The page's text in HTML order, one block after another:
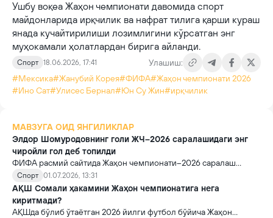
Ушбу воқеа Жаҳон чемпионати давомида спорт
майдонларида ирқчилик ва нафрат тилига қарши кураш
янада кучайтирилиши лозимлигини кўрсатган энг
муҳокамали ҳолатлардан бирига айланди.
Спорт 18.06.2026, 17:41
Улашиш:
#Мексика#Жанубий Корея#ФИФА#Жаҳон чемпионати 2026
#Ино Cат#Улисес Бернал#Юн Су Жин#ирқчилик
МАВЗУГА ОИД ЯНГИЛИКЛАР
Элдор Шомуродовнинг голи ЖЧ–2026 саралашидаги энг
чиройли гол деб топилди
ФИФА расмий сайтида Жаҳон чемпионати–2026 саралаш
босқичи гуруҳ ўйинлари давомида урилган энг чиройли голни
аниқлаш бўйича ўтказилган овоз бериш якунланди.
Спорт 01.07.2026, 13:31
АҚШ Сомали ҳакамини Жаҳон чемпионатига нега
киритмади?
АҚШда бўлиб ўтаётган 2026 йилги футбол бўйича Жаҳон